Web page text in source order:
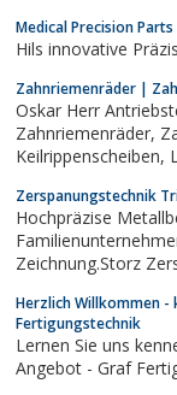
Medical Precision Parts
Hils innovative
Zahnriemenräder |
Oskar Herr
Zahnriemenräder, Zahnriemenscheiben, Zahnräder,
Keilrippenscheiben, Langdrehteilen, CNC Dreh- und Frästeilen in
Zerspanungstechnik
Hochpräzise
Zeichnung.Storz
Motorenbau, Automobilbau, Teile von Hydraulik- und
Herzlich Willkommen -
Fertigungstechnik
Lernen Sie uns
Angebot - Graf